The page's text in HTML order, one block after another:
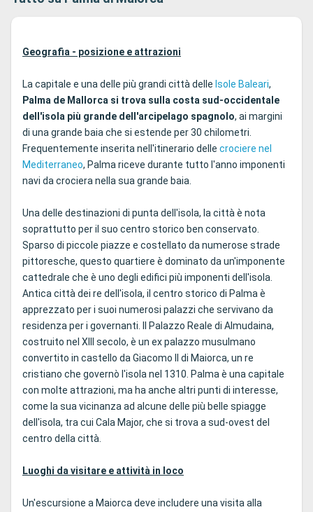
Geografia - posizione e attrazioni
La capitale e una delle più grandi città delle Isole Baleari,
Palma de Mallorca si trova sulla costa sud-occidentale
dell'isola più grande dell'arcipelago spagnolo, ai margini
di una grande baia che si estende per 30 chilometri.
Frequentemente inserita nell'itinerario delle crociere nel
Mediterraneo, Palma riceve durante tutto l'anno imponenti
navi da crociera nella sua grande baia.
Una delle destinazioni di punta dell'isola, la città è nota
soprattutto per il suo centro storico ben conservato.
Sparso di piccole piazze e costellato da numerose strade
pittoresche, questo quartiere è dominato da un'imponente
cattedrale che è uno degli edifici più imponenti dell'isola.
Antica città dei re dell'isola, il centro storico di Palma è
apprezzato per i suoi numerosi palazzi che servivano da
residenza per i governanti. Il Palazzo Reale di Almudaina,
costruito nel XIII secolo, è un ex palazzo musulmano
convertito in castello da Giacomo II di Maiorca, un re
cristiano che governò l'isola nel 1310. Palma è una capitale
con molte attrazioni, ma ha anche altri punti di interesse,
come la sua vicinanza ad alcune delle più belle spiagge
dell'isola, tra cui Cala Major, che si trova a sud-ovest del
centro della città.
Luoghi da visitare e attività in loco
Un'escursione a Maiorca deve includere una visita alla